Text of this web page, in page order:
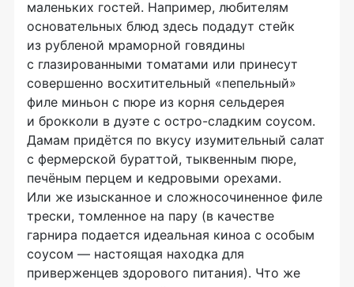
маленьких гостей. Например, любителям
основательных блюд здесь подадут стейк
из рубленой мраморной говядины
с глазированными томатами или принесут
совершенно восхитительный «пепельный»
филе миньон с пюре из корня сельдерея
и брокколи в дуэте с остро-сладким соусом.
Дамам придётся по вкусу изумительный салат
с фермерской бураттой, тыквенным пюре,
печёным перцем и кедровыми орехами.
Или же изысканное и сложносочиненное филе
трески, томленное на пару (в качестве
гарнира подается идеальная киноа с особым
соусом — настоящая находка для
приверженцев здорового питания). Что же